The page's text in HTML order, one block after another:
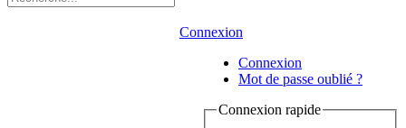
Connexion
Connexion
Mot de passe oublié ?
Connexion rapide